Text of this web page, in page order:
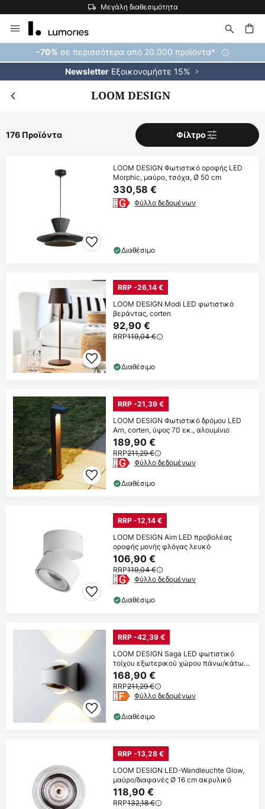
Η μεγαλύτερη επιλογή εμπορικών σημάτων στην Ευρώπη
Μετάβαση
στο
περιεχόμενο
-70% σε περισσότερα από 20.000 προϊόντα*
Newsletter Εξοικονομήστε 15%
LOOM DESIGN
176 Προϊόντα Φίλτρο
LOOM DESIGN Φωτιστικό οροφής LED
Morphic, μαύρο, τσόχα, Ø 50 cm
330,58 €
Φύλλο δεδομένων
Διαθέσιμο
RRP -26,14 €
LOOM DESIGN Modi LED φωτιστικό
βεράντας, corten
92,90 €
RRP119,04 €
Διαθέσιμο
RRP -21,39 €
LOOM DESIGN Φωτιστικό δρόμου LED
Arn, corten, ύψος 70 εκ., αλουμίνιο
189,90 €
RRP211,29 €
Φύλλο δεδομένων
Διαθέσιμο
RRP -12,14 €
LOOM DESIGN Aim LED προβολέας
οροφής μονής φλόγας λευκό
106,90 €
RRP119,04 €
Φύλλο δεδομένων
Διαθέσιμο
RRP -42,39 €
LOOM DESIGN Saga LED φωτιστικό
τοίχου εξωτερικού χώρου πάνω/κάτω
λευκό
168,90 €
RRP211,29 €
Φύλλο δεδομένων
Διαθέσιμο
RRP -13,28 €
LOOM DESIGN LED-Wandleuchte Glow,
μαύρο/διαφανές Ø 16 cm ακρυλικό
118,90 €
RRP132,18 €